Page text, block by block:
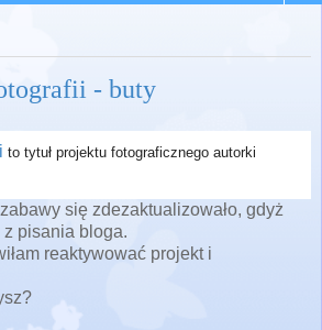
- buty
to tytuł projektu fotograficznego autorki
się zdezaktualizowało, gdyż
z pisania bloga.
reaktywować projekt i